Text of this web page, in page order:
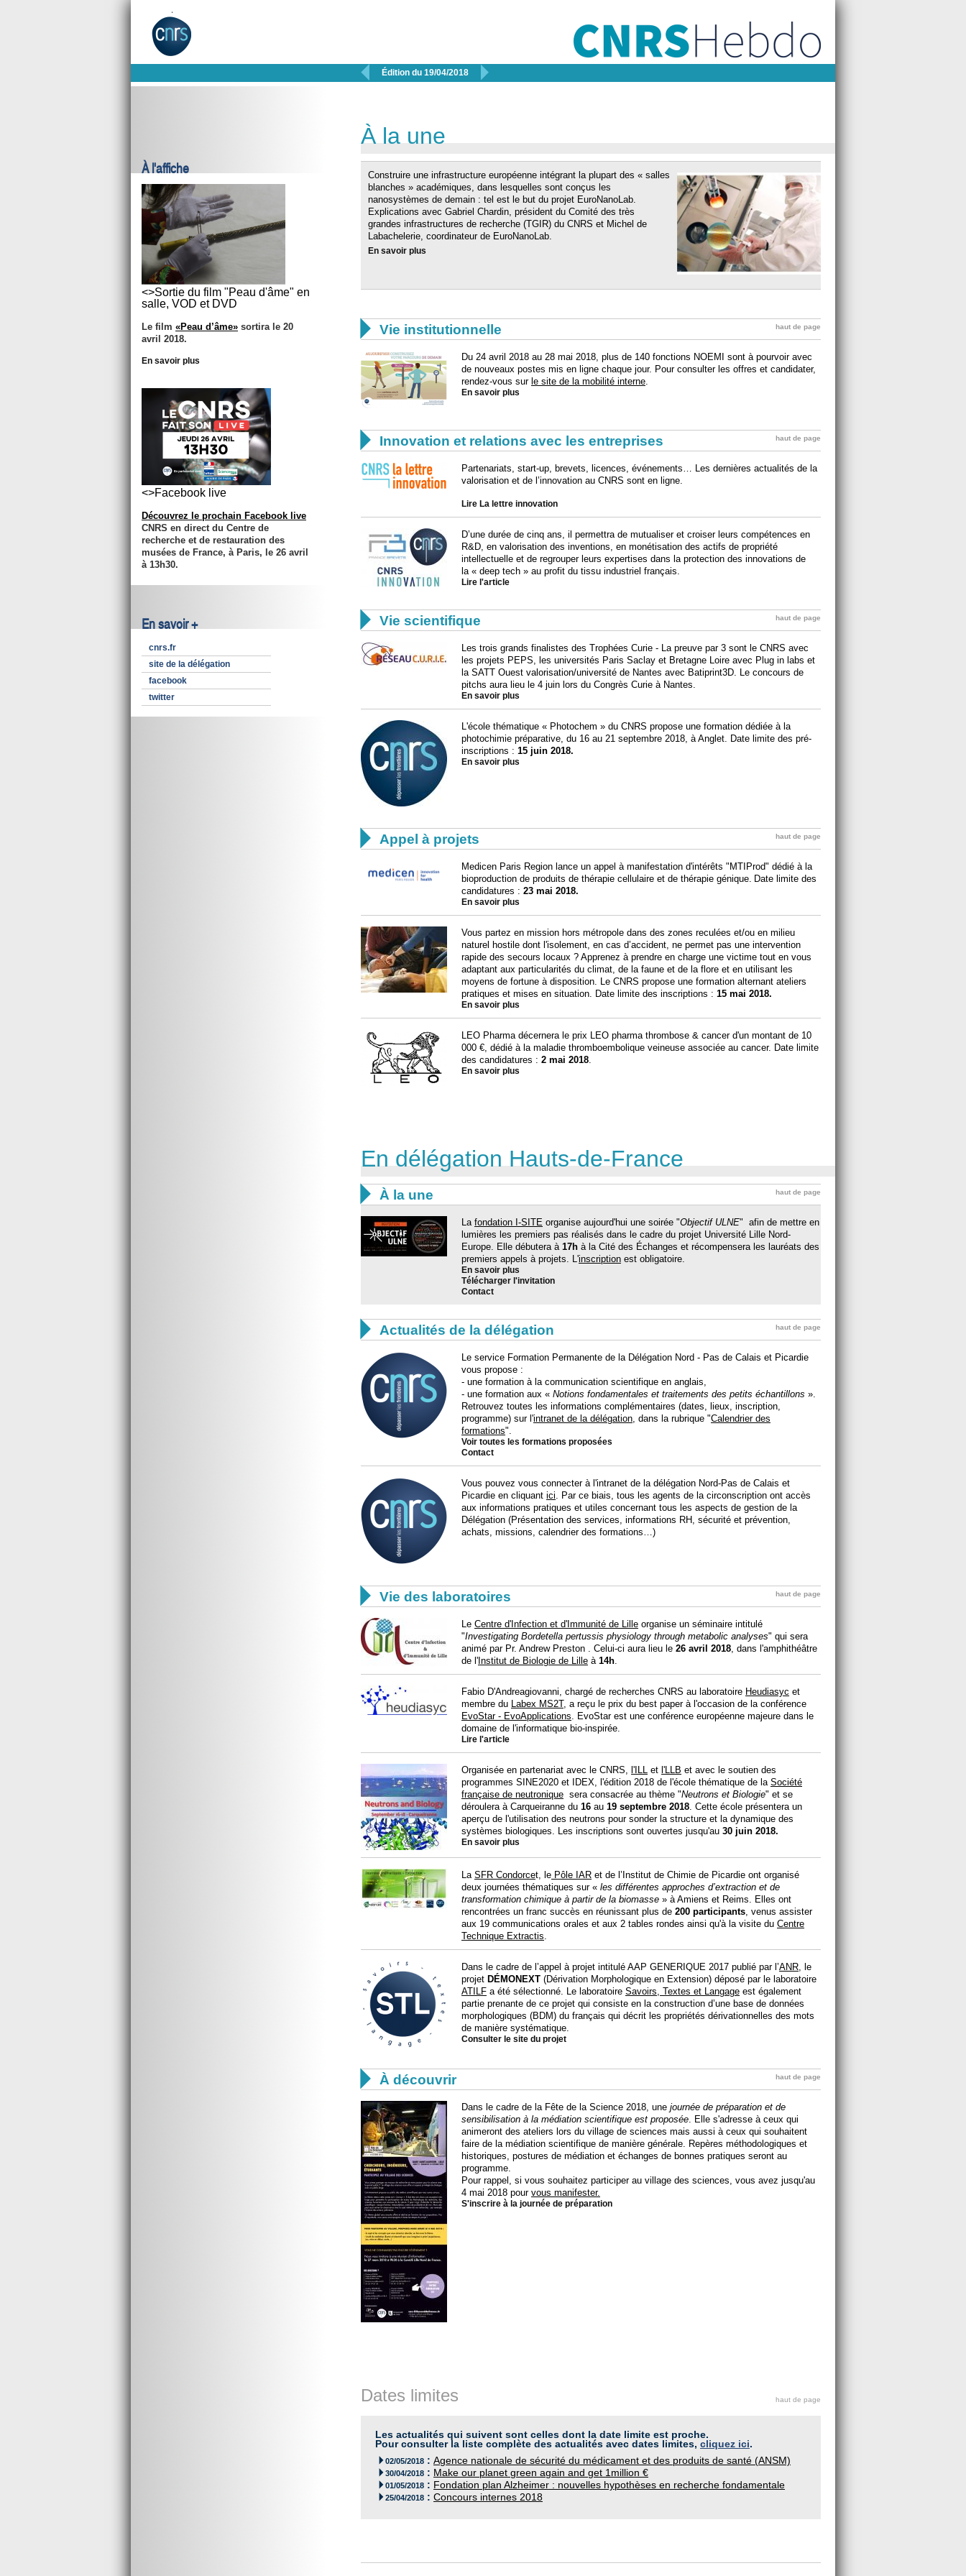
 Édition du 19/04/2018 
À l'affiche
<>Sortie du film "Peau d'âme" en
salle, VOD et DVD
Le film «Peau d’âme» sortira le 20
avril 2018.
En savoir plus
<>Facebook live
Découvrez le prochain Facebook live
CNRS en direct du Centre de
recherche et de restauration des
musées de France, à Paris, le 26 avril
à 13h30.
En savoir +
cnrs.fr
site de la délégation
facebook
twitter
À la une
Construire une infrastructure européenne intégrant la plupart des « salles
blanches » académiques, dans lesquelles sont conçus les
nanosystèmes de demain : tel est le but du projet EuroNanoLab.
Explications avec Gabriel Chardin, président du Comité des très
grandes infrastructures de recherche (TGIR) du CNRS et Michel de
Labachelerie, coordinateur de EuroNanoLab.
En savoir plus
 Vie institutionnelle haut de page
Du 24 avril 2018 au 28 mai 2018, plus de 140 fonctions NOEMI sont à pourvoir avec
de nouveaux postes mis en ligne chaque jour. Pour consulter les offres et candidater,
rendez-vous sur le site de la mobilité interne
En savoir plus
 Innovation et relations avec les entreprises haut de page
Partenariats, start-up, brevets, licences, événements… Les dernières actualités de la
valorisation et de l’innovation au CNRS sont en ligne.
Lire La lettre innovation
D’une durée de cinq ans, il permettra de mutualiser et croiser leurs compétences en
R&D, en valorisation des inventions, en monétisation des actifs de propriété
intellectuelle et de regrouper leurs expertises dans la protection des innovations de
la « deep tech » au profit du tissu industriel français.
Lire l'article
 Vie scientifique haut de page
Les trois grands finalistes des Trophées Curie - La preuve par 3 sont le CNRS avec
les projets PEPS, les universités Paris Saclay et Bretagne Loire avec Plug in labs et
la SATT Ouest valorisation/université de Nantes avec Batiprint3D. Le concours de
pitchs aura lieu le 4 juin lors du Congrès Curie à Nantes.
En savoir plus
L'école thématique « Photochem » du CNRS propose une formation dédiée à la
photochimie préparative, du 16 au 21 septembre 2018, à Anglet. Date limite des pré-
inscriptions : 15 juin 2018.
En savoir plus
 Appel à projets haut de page
Medicen Paris Region lance un appel à manifestation d'intérêts "MTIProd" dédié à la
bioproduction de produits de thérapie cellulaire et de thérapie génique. Date limite des
candidatures : 23 mai 2018.
En savoir plus
Vous partez en mission hors métropole dans des zones reculées et/ou en milieu
naturel hostile dont l'isolement, en cas d’accident, ne permet pas une intervention
rapide des secours locaux ? Apprenez à prendre en charge une victime tout en vous
adaptant aux particularités du climat, de la faune et de la flore et en utilisant les
moyens de fortune à disposition. Le CNRS propose une formation alternant ateliers
pratiques et mises en situation. Date limite des inscriptions : 15 mai 2018.
En savoir plus
LEO Pharma décernera le prix LEO pharma thrombose & cancer d'un montant de 10
000 €, dédié à la maladie thromboembolique veineuse associée au cancer. Date limite
des candidatures : 2 mai 2018
En savoir plus
En délégation Hauts-de-France
 À la une haut de page
La fondation I-SITE organise aujourd'hui une soirée "Objectif ULNE" afin de mettre en
lumières les premiers pas réalisés dans le cadre du projet Université Lille Nord-
Europe. Elle débutera à 17h à la Cité des Échanges et récompensera les lauréats des
premiers appels à projets. L'inscription est obligatoire.
En savoir plus
Télécharger l'invitation
Contact
 Actualités de la délégation haut de page
Le service Formation Permanente de la Délégation Nord - Pas de Calais et Picardie
vous propose :
- une formation à la communication scientifique en anglais,
- une formation aux « Notions fondamentales et traitements des petits échantillons ».
Retrouvez toutes les informations complémentaires (dates, lieux, inscription,
programme) sur l'intranet de la délégation , dans la rubrique "Calendrier des
formations".
Voir toutes les formations proposées
Contact
Vous pouvez vous connecter à l'intranet de la délégation Nord-Pas de Calais et
Picardie en cliquant ici . Par ce biais, tous les agents de la circonscription ont accès
aux informations pratiques et utiles concernant tous les aspects de gestion de la
Délégation (Présentation des services, informations RH, sécurité et prévention,
achats, missions, calendrier des formations…)
 Vie des laboratoires haut de page
Le Centre d'Infection et d'Immunité de Lille organise un séminaire intitulé
"Investigating Bordetella pertussis physiology through metabolic analyses" qui sera
animé par Pr. Andrew Preston . Celui-ci aura lieu le 26 avril 2018 , dans l'amphithéâtre
de l'Institut de Biologie de Lille à 14h
Fabio D'Andreagiovanni, chargé de recherches CNRS au laboratoire Heudiasyc et
membre du Labex MS2T, a reçu le prix du best paper à l'occasion de la conférence
EvoStar - EvoApplications . EvoStar est une conférence européenne majeure dans le
domaine de l'informatique bio-inspirée.
Lire l'article
Organisée en partenariat avec le CNRS, l'ILL et l'LLB et avec le soutien des
programmes SINE2020 et IDEX, l'édition 2018 de l'école thématique de la Société
française de neutronique sera consacrée au thème "Neutrons et Biologie" et se
déroulera à Carqueiranne du 16 au 19 septembre 2018 . Cette école présentera un
aperçu de l'utilisation des neutrons pour sonder la structure et la dynamique des
systèmes biologiques. Les inscriptions sont ouvertes jusqu'au 30 juin 2018.
En savoir plus
La SFR Condorcet, le Pôle IAR et de l’Institut de Chimie de Picardie ont organisé
deux journées thématiques sur « les différentes approches d’extraction et de
transformation chimique à partir de la biomasse » à Amiens et Reims. Elles ont
rencontrées un franc succès en réunissant plus de 200 participants , venus assister
aux 19 communications orales et aux 2 tables rondes ainsi qu'à la visite du Centre
Technique Extractis
Dans le cadre de l’appel à projet intitulé AAP GENERIQUE 2017 publié par l’ANR , le
projet DÉMONEXT (Dérivation Morphologique en Extension) déposé par le laboratoire
ATILF a été sélectionné. Le laboratoire Savoirs, Textes et Langage est également
partie prenante de ce projet qui consiste en la construction d’une base de données
morphologiques (BDM) du français qui décrit les propriétés dérivationnelles des mots
de manière systématique.
Consulter le site du projet
 À découvrir haut de page
Dans le cadre de la Fête de la Science 2018, une journée de préparation et de
sensibilisation à la médiation scientifique est proposée . Elle s'adresse à ceux qui
animeront des ateliers lors du village de sciences mais aussi à ceux qui souhaitent
faire de la médiation scientifique de manière générale. Repères méthodologiques et
historiques, postures de médiation et échanges de bonnes pratiques seront au
programme.
Pour rappel, si vous souhaitez participer au village des sciences, vous avez jusqu'au
4 mai 2018 pour vous manifester.
S'inscrire à la journée de préparation
Dates limites haut de page
Les actualités qui suivent sont celles dont la date limite est proche.
Pour consulter la liste complète des actualités avec dates limites, cliquez ici.
02/05/2018 : Agence nationale de sécurité du médicament et des produits de santé (ANSM)
30/04/2018 : Make our planet green again and get 1million €
01/05/2018 : Fondation plan Alzheimer : nouvelles hypothèses en recherche fondamentale
25/04/2018 : Concours internes 2018